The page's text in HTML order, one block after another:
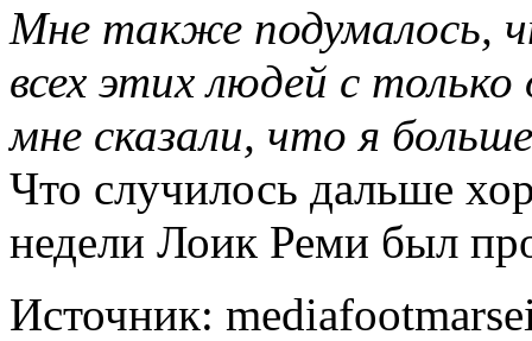
Мне также подумалось,
всех этих людей с
мне сказали, что я
Что случилось дальше
недели Лоик Реми был
Источник: